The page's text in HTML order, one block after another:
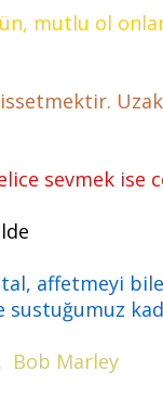
mutlu ol
sevmek ise
affetmeyi
sustuğumuz
Bob Marley